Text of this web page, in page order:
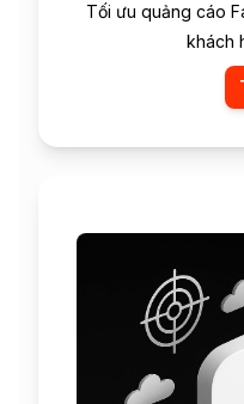
Tối ưu quảng cáo
khách